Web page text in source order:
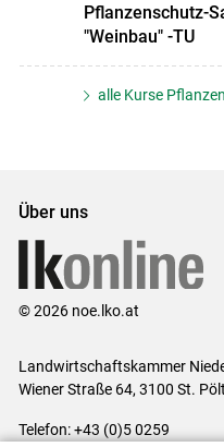
Pflanzenschutz-
"Weinbau" -TU
alle Kurse
Über uns
© 2026 noe.lko.at
Landwirtschaftskammer
Wiener Straße 64, 3100 St.
Telefon: +43 (0)5 0259